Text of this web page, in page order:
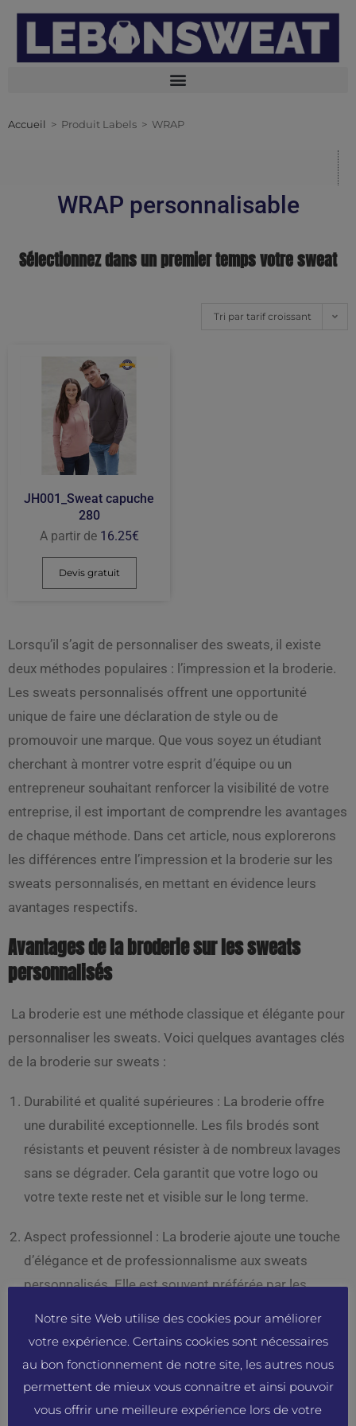
Accueil > Produit Labels > WRAP
WRAP personnalisable
Sélectionnez dans un premier temps votre sweat
Tri par tarif croissant
JH001_Sweat capuche
280
A partir de 16.25€
Devis gratuit
Lorsqu’il s’agit de personnaliser des sweats, il existe
deux méthodes populaires : l’impression et la broderie.
Les sweats personnalisés offrent une opportunité
unique de faire une déclaration de style ou de
promouvoir une marque. Que vous soyez un étudiant
cherchant à montrer votre esprit d’équipe ou un
entrepreneur souhaitant renforcer la visibilité de votre
entreprise, il est important de comprendre les avantages
de chaque méthode. Dans cet article, nous explorerons
les différences entre l’impression et la broderie sur les
sweats personnalisés, en mettant en évidence leurs
avantages respectifs.
Avantages de la broderie sur les sweats
personnalisés
La broderie est une méthode classique et élégante pour
personnaliser les sweats. Voici quelques avantages clés
de la broderie sur sweats :
Durabilité et qualité supérieures : La broderie offre
une durabilité exceptionnelle. Les fils brodés sont
résistants et peuvent résister à de nombreux lavages
sans se dégrader. Cela garantit que votre logo ou
votre texte reste net et visible sur le long terme.
Aspect professionnel : La broderie ajoute une touche
d’élégance et de professionnalisme aux sweats
personnalisés. Elle est souvent préférée par les
Texture et relief : Contrairement à l’impression qui est
plate, la broderie ajoute une texture et un relief subtil
aux sweats personnalisés. Cela crée une sensation
Notre site Web utilise des cookies pour améliorer
votre expérience. Certains cookies sont nécessaires
au bon fonctionnement de notre site, les autres nous
permettent de mieux vous connaitre et ainsi pouvoir
vous offrir une meilleure expérience lors de votre